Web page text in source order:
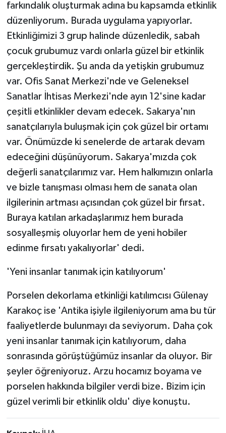
farkındalık oluşturmak adına bu kapsamda etkinlik
düzenliyorum. Burada uygulama yapıyorlar.
Etkinliğimizi 3 grup halinde düzenledik, sabah
çocuk grubumuz vardı onlarla güzel bir etkinlik
gerçekleştirdik. Şu anda da yetişkin grubumuz
var. Ofis Sanat Merkezi'nde ve Geleneksel
Sanatlar İhtisas Merkezi'nde ayın 12'sine kadar
çeşitli etkinlikler devam edecek. Sakarya'nın
sanatçılarıyla buluşmak için çok güzel bir ortamı
var. Önümüzde ki senelerde de artarak devam
edeceğini düşünüyorum. Sakarya'mızda çok
değerli sanatçılarımız var. Hem halkımızın onlarla
ve bizle tanışması olması hem de sanata olan
ilgilerinin artması açısından çok güzel bir fırsat.
Buraya katılan arkadaşlarımız hem burada
sosyalleşmiş oluyorlar hem de yeni hobiler
edinme fırsatı yakalıyorlar' dedi.
'Yeni insanlar tanımak için katılıyorum'
Porselen dekorlama etkinliği katılımcısı Gülenay
Karakoç ise 'Antika işiyle ilgileniyorum ama bu tür
faaliyetlerde bulunmayı da seviyorum. Daha çok
yeni insanlar tanımak için katılıyorum, daha
sonrasında görüştüğümüz insanlar da oluyor. Bir
şeyler öğreniyoruz. Arzu hocamız boyama ve
porselen hakkında bilgiler verdi bize. Bizim için
güzel verimli bir etkinlik oldu' diye konuştu.